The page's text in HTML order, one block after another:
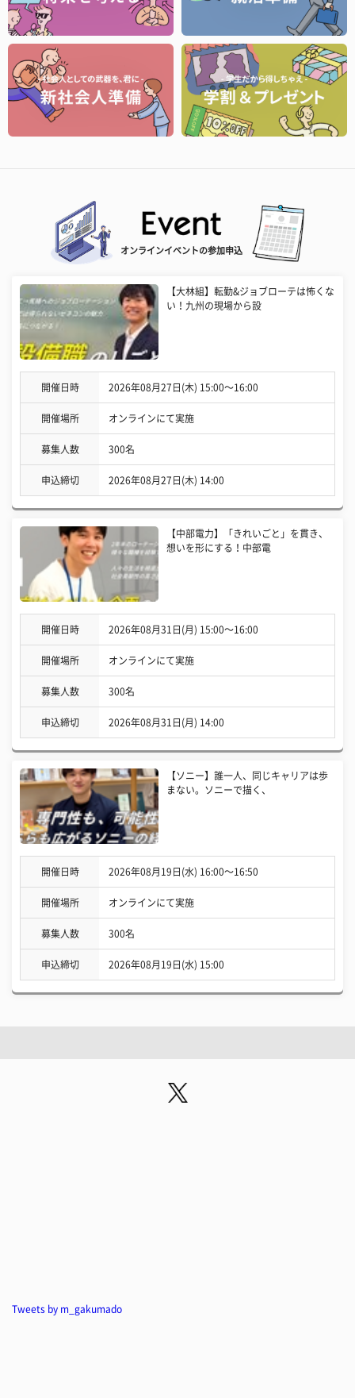
オンラインイベントの参加申込
【大林組】転勤&ジョブローテは怖くな
い！九州の現場から設
開催日時 2026年08月27日(木) 15:00〜16:00
開催場所 オンラインにて実施
募集人数 300名
申込締切 2026年08月27日(木) 14:00
【中部電力】「きれいごと」を貫き、
想いを形にする！中部電
開催日時 2026年08月31日(月) 15:00〜16:00
開催場所 オンラインにて実施
募集人数 300名
申込締切 2026年08月31日(月) 14:00
【ソニー】誰一人、同じキャリアは歩
まない。ソニーで描く、
開催日時 2026年08月19日(水) 16:00〜16:50
開催場所 オンラインにて実施
募集人数 300名
申込締切 2026年08月19日(水) 15:00
Tweets by m_gakumado